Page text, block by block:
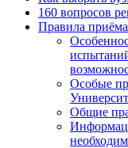
160 вопросов
Правила
Особые
Общие